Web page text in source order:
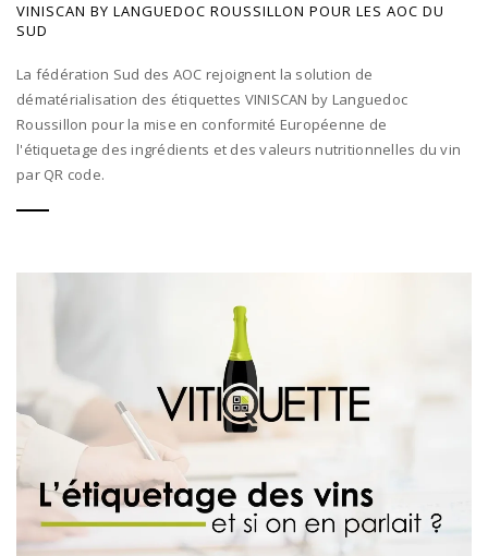
VINISCAN BY LANGUEDOC ROUSSILLON POUR LES AOC DU
SUD
La fédération Sud des AOC rejoignent la solution de
dématérialisation des étiquettes VINISCAN by Languedoc
Roussillon pour la mise en conformité Européenne de
l'étiquetage des ingrédients et des valeurs nutritionnelles du vin
par QR code.